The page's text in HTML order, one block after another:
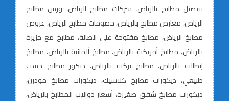
تفصيل مطابخ بالرياض، شركات مطابخ الرياض، ورش مطابخ
الرياض، معارض مطابخ بالرياض، خصومات مطابخ الرياض، عروض
مطابخ الرياض، مطابخ مفتوحة على الصالة، مطابخ مع جزيرة
بالرياض، مطابخ أمريكية بالرياض، مطابخ ألمانية بالرياض، مطابخ
إيطالية بالرياض، مطابخ تركية بالرياض، ديكور مطابخ خشب
طبيعي، ديكورات مطابخ كلاسيك، ديكورات مطابخ مودرن،
ديكورات مطابخ شقق صغيرة، أسعار دواليب المطابخ بالرياض،